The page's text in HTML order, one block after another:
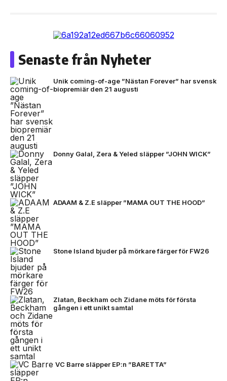
Senaste från Nyheter
Unik coming-of-age ”Nästan Forever” har svensk
biopremiär den 21 augusti
Donny Galal, Zera & Yeled släpper ”JOHN WICK”
ADAAM & Z.E släpper ”MAMA OUT THE HOOD”
Stone Island bjuder på mörkare färger för FW26
Zlatan, Beckham och Zidane möts för första
gången i ett unikt samtal
VC Barre släpper EP:n ”BARETTA”